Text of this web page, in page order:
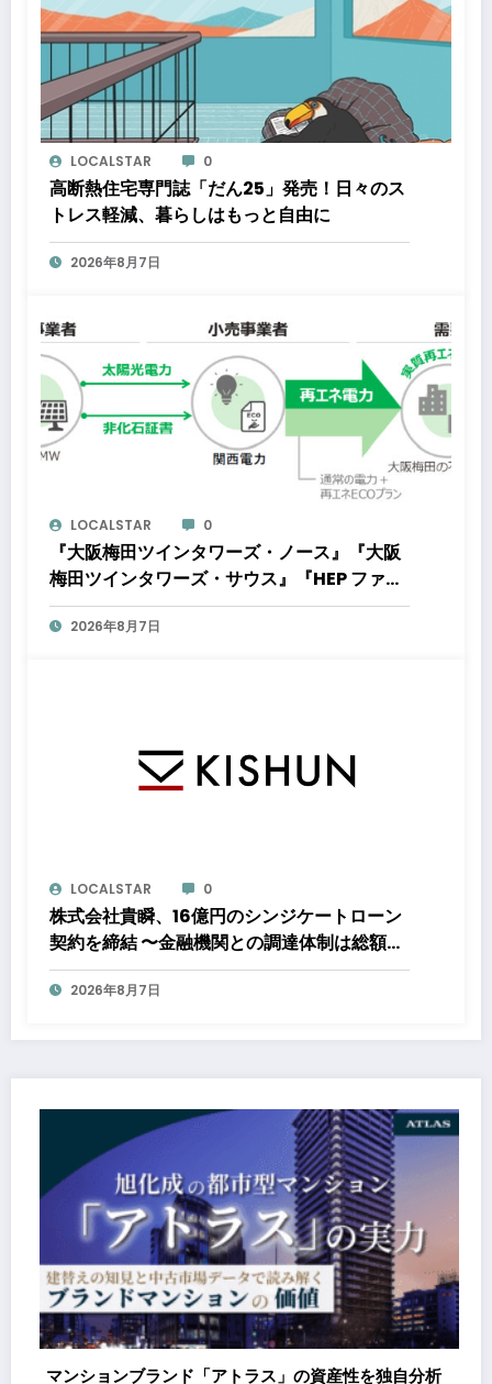
LOCALSTAR 0
高断熱住宅専門誌「だん25」発売！日々のス
トレス軽減、暮らしはもっと自由に
2026年8月7日
LOCALSTAR 0
『大阪梅田ツインタワーズ・ノース』『大阪
梅田ツインタワーズ・サウス』『HEP ファイ
ブ』において8月下旬から「オフサイト型コ
ーポレートPPA」による再生可能エネルギー
2026年8月7日
LOCALSTAR 0
株式会社貴瞬、16億円のシンジケートローン
契約を締結 〜金融機関との調達体制は総額約
80億円規模へ。DX・海外展開をはじめとし
た成長投資を加速～
2026年8月7日
ンションブランド「アトラス」の資産性を独自分析